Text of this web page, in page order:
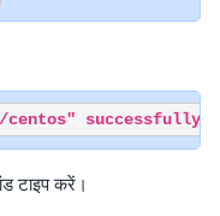
टाइप करें।